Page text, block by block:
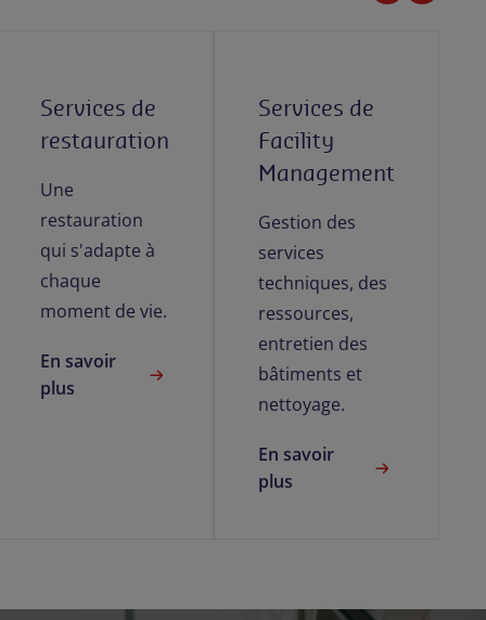
Services de
restauration
Une
restauration
qui s'adapte à
chaque
moment de vie.
En savoir
plus
Services de
Facility
Management
Gestion des
services
techniques, des
ressources,
entretien des
bâtiments et
nettoyage.
En savoir
plus